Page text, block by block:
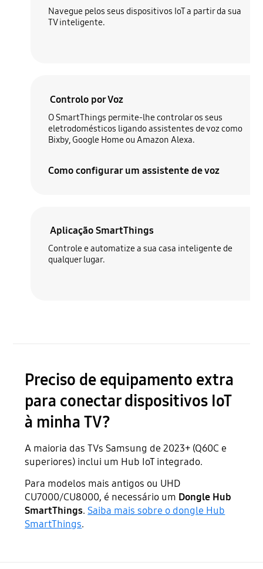
Navegue pelos seus dispositivos IoT a partir da sua
TV inteligente.
Controlo por Voz
O SmartThings permite-lhe controlar os seus
eletrodomésticos ligando assistentes de voz como
Bixby, Google Home ou Amazon Alexa.
Como configurar um assistente de voz
Aplicação SmartThings
Controle e automatize a sua casa inteligente de
qualquer lugar.
Preciso de equipamento extra
para conectar dispositivos IoT
à minha TV?
A maioria das TVs Samsung de 2023+ (Q60C e
superiores) inclui um Hub IoT integrado.
Para modelos mais antigos ou UHD
CU7000/CU8000, é necessário um Dongle Hub
SmartThings. Saiba mais sobre o dongle Hub
SmartThings.